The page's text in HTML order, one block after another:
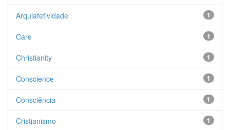
1
Arquiafetividade
1
Care
1
Christianity
1
Conscience
1
Consciência
1
Cristianismo